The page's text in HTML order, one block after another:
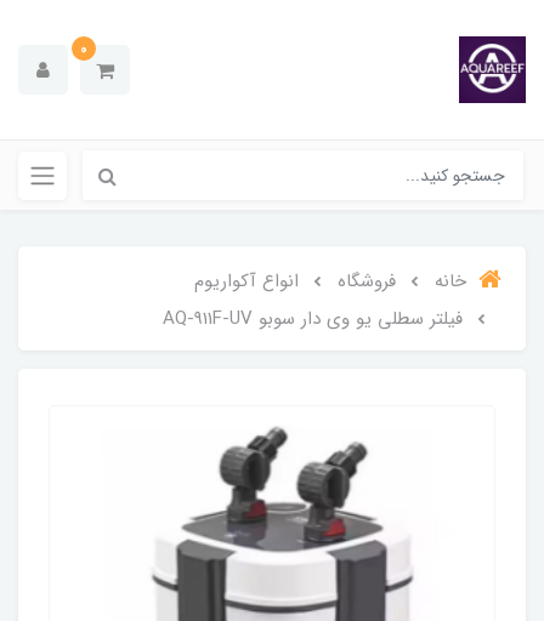
0
خانه فروشگاه
انواع آکواریوم
فیلتر سطلی یو وی دار سوبو AQ-911F-UV